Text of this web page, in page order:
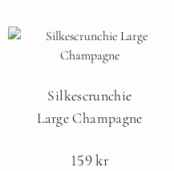
Silkescrunchie
Large Champagne
159kr